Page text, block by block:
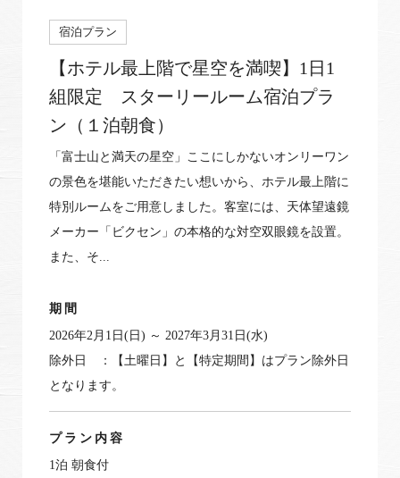
宿泊プラン
【ホテル最上階で星空を満喫】1日1
組限定 スターリールーム宿泊プラ
ン（１泊朝食）
「富士山と満天の星空」ここにしかないオンリーワン
の景色を堪能いただきたい想いから、ホテル最上階に
特別ルームをご用意しました。客室には、天体望遠鏡
メーカー「ビクセン」の本格的な対空双眼鏡を設置。
また、そ...
期間
2026年2月1日(日) ～ 2027年3月31日(水)
除外日 ：【土曜日】と【特定期間】はプラン除外日
となります。
プラン内容
1泊 朝食付